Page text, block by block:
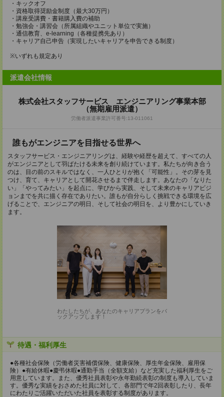
・キックオフ
・資格取得奨励金制度（最大30万円）
・講座受講費・書籍購入費の補助
・勉強会・講習会（所属組織やユニット単位で実施）
・通信教育、e-learning（各種提携先あり）
・キャリア自己申告（実現したいキャリアを申告できる制度）
※いずれも規定あり
派遣会社情報
株式会社スタッフサービス エンジニアリング事業本部
（無期雇用派遣）
労働者派遣事業許可番号:13-011061
誰もがエンジニアを目指せる世界へ
スタッフサービス・エンジニアリングは、経験や経歴を超えて、すべての人
がエンジニアとして羽ばたける未来を創り続けています。私たちが向き合う
のは、目の前のスキルではなく、一人ひとりが抱く「可能性」。その芽を見
つけ、育て、キャリアとして開花させるまで伴走します。あなたの「なりた
い」「やってみたい」を起点に、学びから実践、そして未来のキャリアビジ
ョンまでを共に描く存在でありたい。誰もが自分らしく挑戦できる環境を広
げることで、エンジニアの明日、そして社会の明日を、より豊かにしていき
ます。
わたしたちが、あなたのキャリアプランをバ
ックアップします！
待遇・福利厚生
●各種社会保険（労働者災害補償保険、健康保険、厚生年金保険、雇用保
険）●有給休暇●慶弔休暇●通勤手当（全額支給）など充実した福利厚生をご
用意しています。また、優秀社員表彰や永年勤続表彰の制度も導入していま
す。優秀な実績をおさめた社員に対して、各部門で年2回表彰したり、長年
にわたりご活躍いただいた社員を表彰する制度があります。